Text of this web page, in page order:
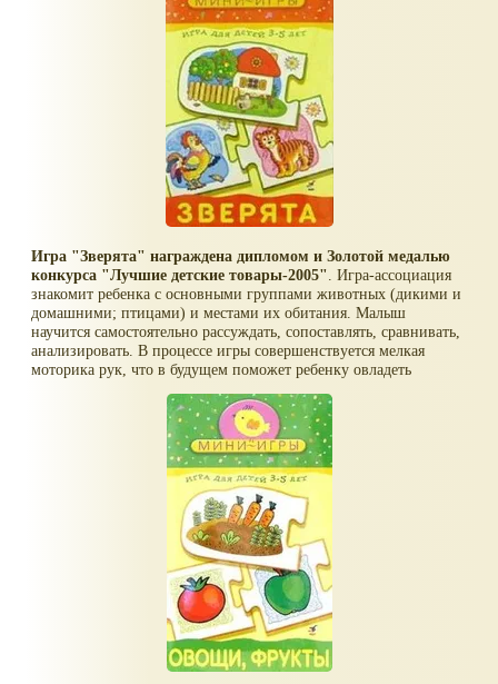
Игра "Зверята" награждена дипломом и Золотой медалью
конкурса "Лучшие детские товары-2005". Игра-ассоциация
знакомит ребенка с основными группами животных (дикими и
домашними; птицами) и местами их обитания. Малыш
научится самостоятельно рассуждать, сопоставлять, сравнивать,
анализировать. В процессе игры совершенствуется мелкая
моторика рук, что в будущем поможет ребенку овладеть